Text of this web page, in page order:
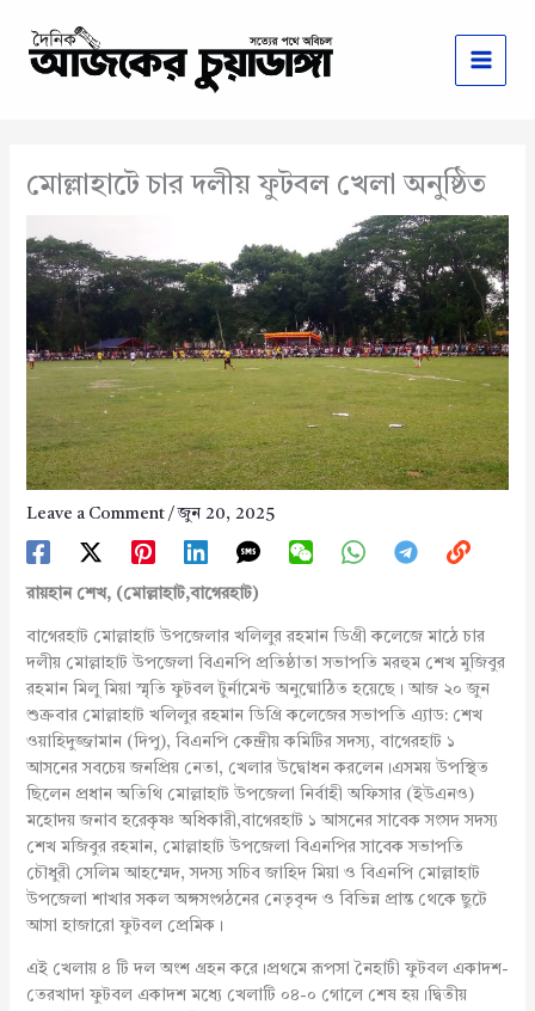
content
মোল্লাহাটে চার দলীয় ফুটবল খেলা অনুষ্ঠিত
Leave a Comment /জুন 20, 2025
রায়হান শেখ, (মোল্লাহাট,বাগেরহাট)
বাগেরহাট মোল্লাহাট উপজেলার খলিলুর রহমান ডিগ্রী কলেজে মাঠে চার
দলীয় মোল্লাহাট উপজেলা বিএনপি প্রতিষ্ঠাতা সভাপতি মরহুম শেখ মুজিবুর
রহমান মিলু মিয়া স্মৃতি ফুটবল টুর্নামেন্ট অনুষ্মোঠিত হয়েছে। আজ ২০ জুন
শুক্রবার মোল্লাহাট খলিলুর রহমান ডিগ্রি কলেজের সভাপতি এ্যাড: শেখ
ওয়াহিদুজ্জামান (দিপু), বিএনপি কেন্দ্রীয় কমিটির সদস্য, বাগেরহাট ১
আসনের সবচেয় জনপ্রিয় নেতা, খেলার উদ্বোধন করলেন।এসময় উপস্থিত
ছিলেন প্রধান অতিথি মোল্লাহাট উপজেলা নির্বাহী অফিসার (ইউএনও)
মহোদয় জনাব হরেকৃষ্ণ অধিকারী,বাগেরহাট ১ আসনের সাবেক সংসদ সদস্য
শেখ মজিবুর রহমান, মোল্লাহাট উপজেলা বিএনপির সাবেক সভাপতি
চৌধুরী সেলিম আহম্মেদ, সদস্য সচিব জাহিদ মিয়া ও বিএনপি মোল্লাহাট
উপজেলা শাখার সকল অঙ্গসংগঠনের নেতৃবৃন্দ ও বিভিন্ন প্রান্ত থেকে ছুটে
আসা হাজারো ফুটবল প্রেমিক।
এই খেলায় ৪ টি দল অংশ গ্রহন করে।প্রথমে রূপসা নৈহাটী ফুটবল একাদশ-
তেরখাদা ফুটবল একাদশ মধ্যে খেলাটি ০৪-০ গোলে শেষ হয়।দ্বিতীয়